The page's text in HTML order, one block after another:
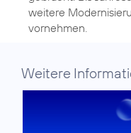
weitere
vornehmen.
Weitere